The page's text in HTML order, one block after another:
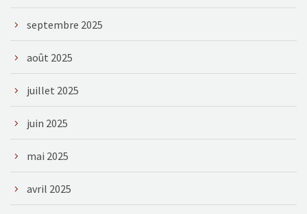
septembre 2025
août 2025
juillet 2025
juin 2025
mai 2025
avril 2025